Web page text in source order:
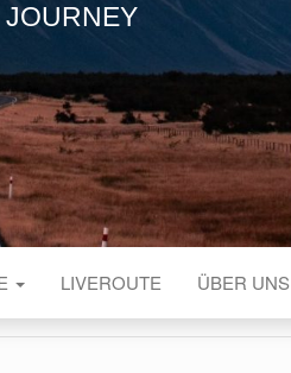
LIVEROUTE ÜBER UNS